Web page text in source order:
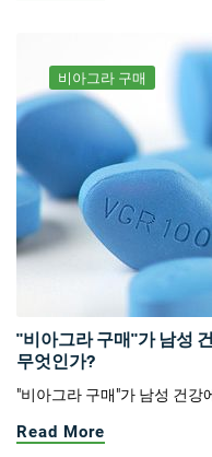
비아그라 구매
"비아그라 구매"가 남성
무엇인가?
"비아그라 구매"가 남성 건강
Read More